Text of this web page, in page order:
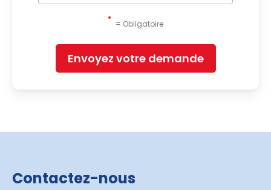
= Obligatoire
Envoyez votre demande
Contactez-nous